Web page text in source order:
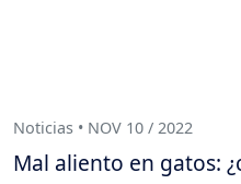
Noticias • NOV 10 / 2022
Mal aliento en gatos: